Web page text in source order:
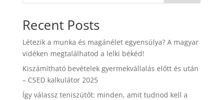
Recent Posts
Létezik a munka és magánélet egyensúlya? A magyar
vidéken megtalálhatod a lelki békéd!
Kiszámítható bevételek gyermekvállalás előtt és után
– CSED kalkulátor 2025
Így válassz teniszütőt: minden, amit tudnod kell a